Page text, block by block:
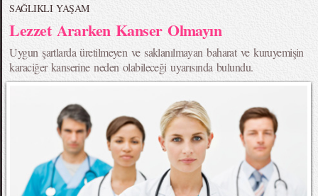
SAĞLIKLI YAŞAM
Lezzet Ararken Kanser Olmayın
Uygun şartlarda üretilmeyen ve saklanılmayan baharat ve kuruyemişin
karaciğer kanserine neden olabileceği uyarısında bulundu.